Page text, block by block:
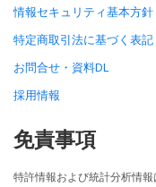
情報セキュリティ基本方針
特定商取引法に基づく表記
お問合せ・資料DL
採用情報
免責事項
特許情報および統計分析情